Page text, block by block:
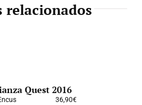
relacionados
Quest 2016
36,90€